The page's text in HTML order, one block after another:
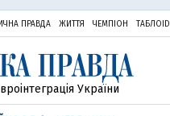
ПРАВДА ЖИТТЯ ЧЕМПІОН ТАБЛОID
України